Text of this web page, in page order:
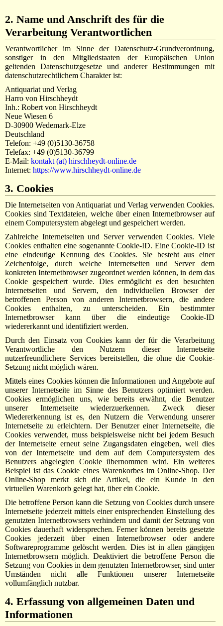
2. Name und Anschrift des für die
Verarbeitung Verantwortlichen
Verantwortlicher im Sinne der Datenschutz-Grundverordnung,
sonstiger in den Mitgliedstaaten der Europäischen Union
geltenden Datenschutzgesetze und anderer Bestimmungen mit
datenschutzrechtlichem Charakter ist:
Antiquariat und Verlag
Harro von Hirschheydt
Inh.: Robert von Hirschheydt
Neue Wiesen 6
D-30900 Wedemark-Elze
Deutschland
Telefon: +49 (0)5130-36758
Telefax: +49 (0)5130-36799
E-Mail: kontakt (at) hirschheydt-online.de
Internet: https://www.hirschheydt-online.de
3. Cookies
Die Internetseiten von Antiquariat und Verlag verwenden Cookies.
Cookies sind Textdateien, welche über einen Internetbrowser auf
einem Computersystem abgelegt und gespeichert werden.
Zahlreiche Internetseiten und Server verwenden Cookies. Viele
Cookies enthalten eine sogenannte Cookie-ID. Eine Cookie-ID ist
eine eindeutige Kennung des Cookies. Sie besteht aus einer
Zeichenfolge, durch welche Internetseiten und Server dem
konkreten Internetbrowser zugeordnet werden können, in dem das
Cookie gespeichert wurde. Dies ermöglicht es den besuchten
Internetseiten und Servern, den individuellen Browser der
betroffenen Person von anderen Internetbrowsern, die andere
Cookies enthalten, zu unterscheiden. Ein bestimmter
Internetbrowser kann über die eindeutige Cookie-ID
wiedererkannt und identifiziert werden.
Durch den Einsatz von Cookies kann der für die Verarbeitung
Verantwortliche den Nutzern dieser Internetseite
nutzerfreundlichere Services bereitstellen, die ohne die Cookie-
Setzung nicht möglich wären.
Mittels eines Cookies können die Informationen und Angebote auf
unserer Internetseite im Sinne des Benutzers optimiert werden.
Cookies ermöglichen uns, wie bereits erwähnt, die Benutzer
unserer Internetseite wiederzuerkennen. Zweck dieser
Wiedererkennung ist es, den Nutzern die Verwendung unserer
Internetseite zu erleichtern. Der Benutzer einer Internetseite, die
Cookies verwendet, muss beispielsweise nicht bei jedem Besuch
der Internetseite erneut seine Zugangsdaten eingeben, weil dies
von der Internetseite und dem auf dem Computersystem des
Benutzers abgelegten Cookie übernommen wird. Ein weiteres
Beispiel ist das Cookie eines Warenkorbes im Online-Shop. Der
Online-Shop merkt sich die Artikel, die ein Kunde in den
virtuellen Warenkorb gelegt hat, über ein Cookie.
Die betroffene Person kann die Setzung von Cookies durch unsere
Internetseite jederzeit mittels einer entsprechenden Einstellung des
genutzten Internetbrowsers verhindern und damit der Setzung von
Cookies dauerhaft widersprechen. Ferner können bereits gesetzte
Cookies jederzeit über einen Internetbrowser oder andere
Softwareprogramme gelöscht werden. Dies ist in allen gängigen
Internetbrowsern möglich. Deaktiviert die betroffene Person die
Setzung von Cookies in dem genutzten Internetbrowser, sind unter
Umständen nicht alle Funktionen unserer Internetseite
vollumfänglich nutzbar.
4. Erfassung von allgemeinen Daten und
Informationen